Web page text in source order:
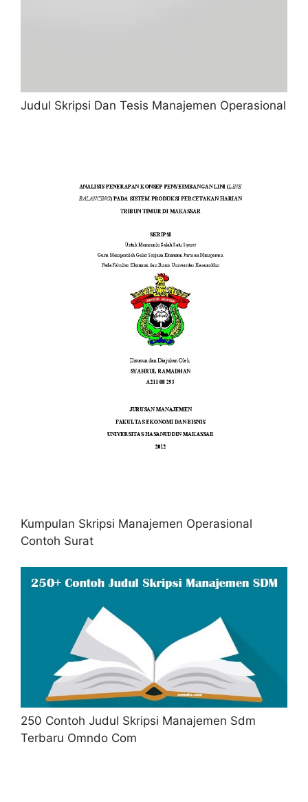
Judul Skripsi Dan Tesis Manajemen Operasional
Kumpulan Skripsi Manajemen Operasional
Contoh Surat
250 Contoh Judul Skripsi Manajemen Sdm
Terbaru Omndo Com